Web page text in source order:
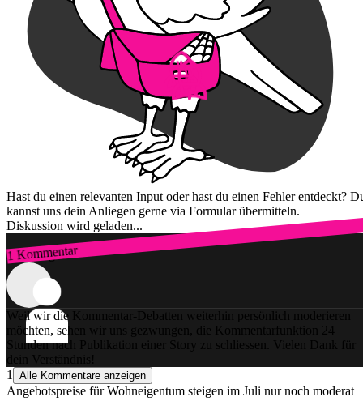
Hast du einen relevanten Input oder hast du einen Fehler entdeckt?
kannst uns dein Anliegen gerne via Formular übermitteln.
Diskussion wird geladen...
1 Kommentar
Zum Login
Weil wir die Kommentar-Debatten weiterhin persönlich moderieren
möchten, sehen wir uns gezwungen, die Kommentarfunktion 24
Stunden nach Publikation einer Story zu schliessen. Vielen Dank für
dein Verständnis!
1
Alle Kommentare anzeigen
Angebotspreise für Wohneigentum steigen im Juli nur noch moderat